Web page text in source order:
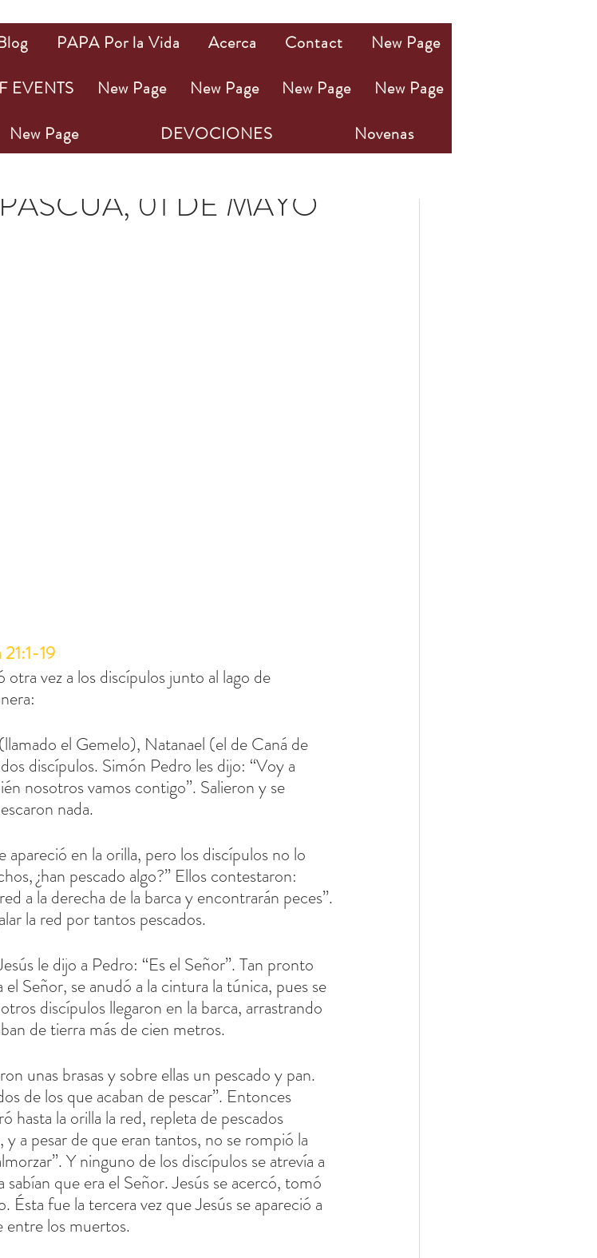
01 DE MAYO
21:1-19
otra vez a los discípulos junto al lago de
el Gemelo), Natanael (el de Caná de
discípulos. Simón Pedro les dijo: “Voy a
nosotros vamos contigo”. Salieron y se
nada.
apareció en la orilla, pero los discípulos no lo
¿han pescado algo?” Ellos contestaron:
a la derecha de la barca y encontrarán peces”.
la red por tantos pescados.
le dijo a Pedro: “Es el Señor”. Tan pronto
Señor, se anudó a la cintura la túnica, pues se
discípulos llegaron en la barca, arrastrando
de tierra más de cien metros.
unas brasas y sobre ellas un pescado y pan.
de los que acaban de pescar”. Entonces
hasta la orilla la red, repleta de pescados
a pesar de que eran tantos, no se rompió la
Y ninguno de los discípulos se atrevía a
sabían que era el Señor. Jesús se acercó, tomó
Ésta fue la tercera vez que Jesús se apareció a
entre los muertos.
PAPA Por la Vida Acerca Contact
New Page
EVENTS New Page New Page New Page
New Page
New Page DEVOCIONES Novenas